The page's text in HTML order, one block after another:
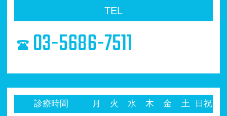
TEL
03-5686-7511
診療時間 月 火 水 木 金 土 日祝